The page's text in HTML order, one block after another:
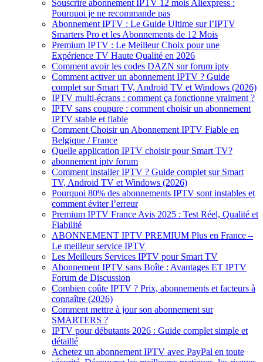
Souscrire abonnement IPTV 12 mois Aliexpress :
Pourquoi je ne recommande pas
Abonnement IPTV : Le Guide Ultime sur l’IPTV
Smarters Pro et les Abonnements de 12 Mois
Premium IPTV : Le Meilleur Choix pour une
Expérience TV Haute Qualité en 2026
Comment avoir les codes DAZN sur forum iptv
Comment activer un abonnement IPTV ? Guide
complet sur Smart TV, Android TV et Windows (2026)
IPTV multi-écrans : comment ça fonctionne vraiment ?
IPTV sans coupure : comment choisir un abonnement
IPTV stable et fiable
Comment Choisir un Abonnement IPTV Fiable en
Belgique / France
Quelle application IPTV choisir pour Smart TV?
abonnement iptv forum
Comment installer IPTV ? Guide complet sur Smart
TV, Android TV et Windows (2026)
Pourquoi 80% des abonnements IPTV sont instables et
comment éviter l’erreur
Premium IPTV France Avis 2025 : Test Réel, Qualité et
Fiabilité
ABONNEMENT IPTV PREMIUM Plus en France –
Le meilleur service IPTV
Les Meilleurs Services IPTV pour Smart TV
Abonnement IPTV sans Boîte : Avantages ET IPTV
Forum de Discussion
Combien coûte IPTV ? Prix, abonnements et facteurs à
connaître (2026)
Comment mettre à jour son abonnement sur
SMARTERS ?
IPTV pour débutants 2026 : Guide complet simple et
détaillé
Achetez un abonnement IPTV avec PayPal en toute